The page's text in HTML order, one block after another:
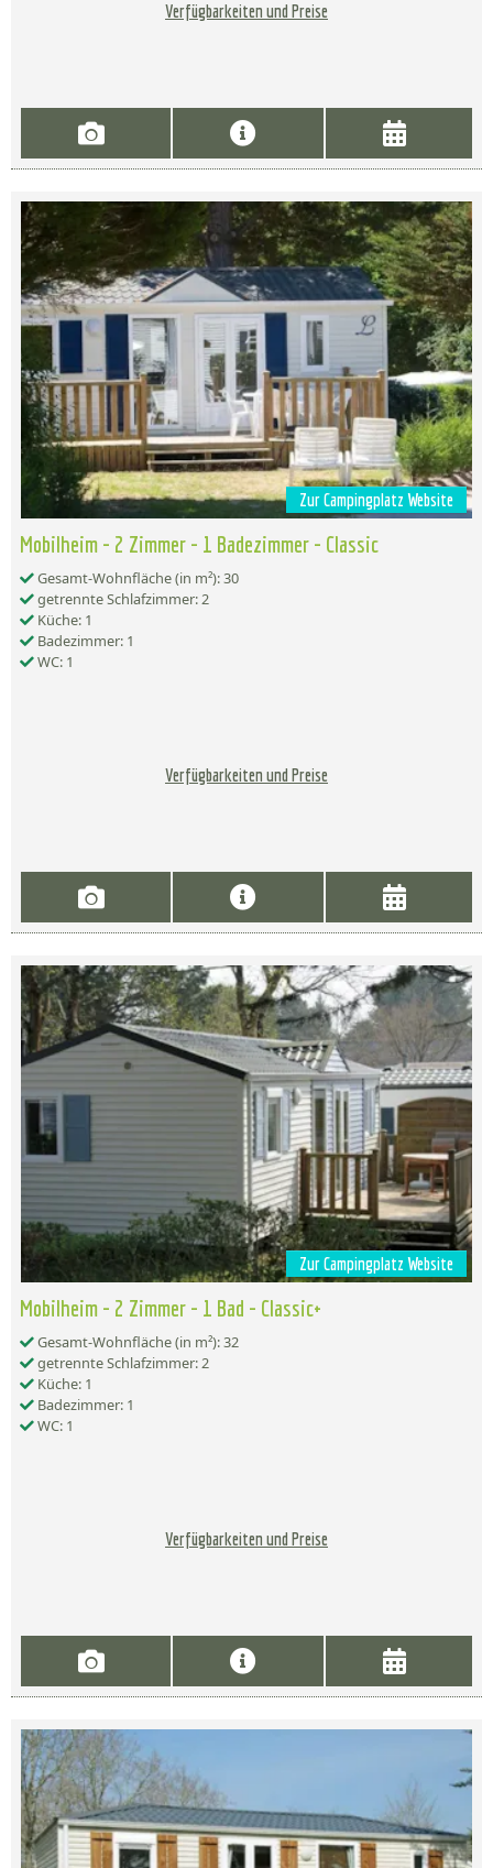
Verfügbarkeiten und Preise
Zur Campingplatz Website
Mobilheim - 2 Zimmer - 1 Badezimmer - Classic
Gesamt-Wohnfläche (in m²): 30
getrennte Schlafzimmer: 2
Küche: 1
Badezimmer: 1
WC: 1
Verfügbarkeiten und Preise
Zur Campingplatz Website
Mobilheim - 2 Zimmer - 1 Bad - Classic+
Gesamt-Wohnfläche (in m²): 32
getrennte Schlafzimmer: 2
Küche: 1
Badezimmer: 1
WC: 1
Verfügbarkeiten und Preise